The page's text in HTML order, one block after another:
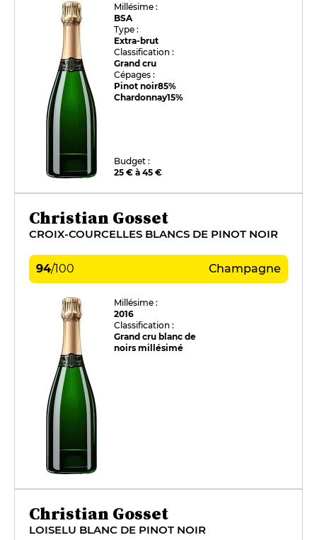
Millésime :
BSA
Type :
Extra-brut
Classification :
Grand cru
Cépages :
Pinot noir85%
Chardonnay15%
Budget :
25 € à 45 €
Christian Gosset
CROIX-COURCELLES BLANCS DE PINOT NOIR
94/100 Champagne
Millésime :
2016
Classification :
Grand cru blanc de
noirs millésimé
Christian Gosset
LOISELU BLANC DE PINOT NOIR